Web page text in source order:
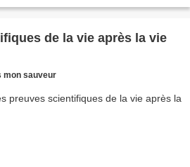
de la vie après la vie
mon sauveur